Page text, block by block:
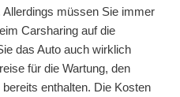
müssen Sie immer
Carsharing auf die
das Auto auch wirklich
für die Wartung, den
enthalten. Die Kosten